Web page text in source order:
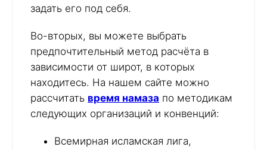
задать его под себя.
Во-вторых, вы можете выбрать
предпочтительный метод расчёта в
зависимости от широт, в которых
находитесь. На нашем сайте можно
рассчитать время намаза по методикам
следующих организаций и конвенций:
Всемирная исламская лига,